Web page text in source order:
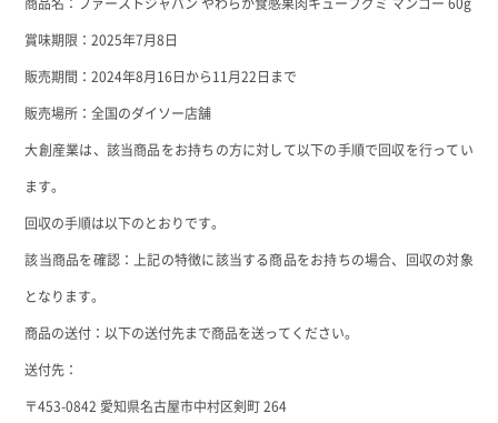
商品名：ファーストジャパン やわらか食感果肉キューブグミ マンゴー 60g
賞味期限：2025年7月8日
販売期間：2024年8月16日から11月22日まで
販売場所：全国のダイソー店舗
大創産業は、該当商品をお持ちの方に対して以下の手順で回収を行ってい
ます。
回収の手順は以下のとおりです。
該当商品を確認 ：上記の特徴に該当する商品をお持ちの場合、回収の対象
となります。
商品の送付 ：以下の送付先まで商品を送ってください。
送付先：
〒453-0842 愛知県名古屋市中村区剣町 264